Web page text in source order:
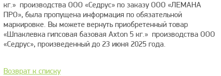
кг.» производства ООО «Седрус» по заказу ООО «ЛЕМАНА
ПРО», была пропущена информация по обязательной
маркировке. Вы можете вернуть приобретенный товар
«Шпаклевка гипсовая базовая Axton 5 кг.» производства ООО
«Седрус», произведенный до 23 июня 2025 года.
Возврат к списку